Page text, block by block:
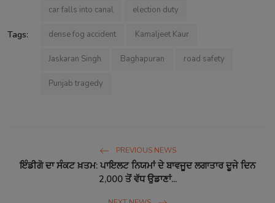
Tags:
car falls into canal election duty
dense fog accident Kamaljeet Kaur
Jaskaran Singh Baghapuran road safety
Punjab tragedy
PREVIOUS NEWS
ਇੰਡੀਗੋ ਦਾ ਸੰਕਟ ਖ਼ਤਮ: ਪਾਇਲਟ ਨਿਯਮਾਂ ਦੇ ਬਾਵਜੂਦ ਲਗਾਤਾਰ ਦੂਜੇ ਦਿਨ
2,000 ਤੋਂ ਵੱਧ ਉਡਾਣਾਂ...